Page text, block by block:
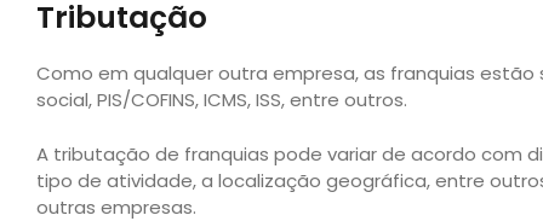
Tributação
Como em qualquer outra empresa, as franquias
social, PIS/COFINS, ICMS, ISS, entre outros.
A tributação de franquias pode variar de acordo com
tipo de atividade, a localização geográfica, entre
outras empresas.